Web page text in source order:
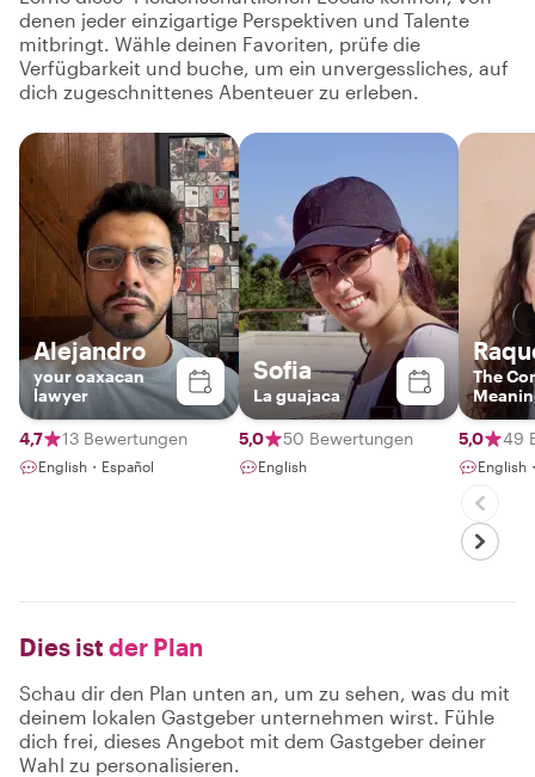
denen jeder einzigartige Perspektiven und Talente
mitbringt. Wähle deinen Favoriten, prüfe die
Verfügbarkeit und buche, um ein unvergessliches, auf
dich zugeschnittenes Abenteuer zu erleben.
Alejandro
your oaxacan
lawyer
4,7 13 Bewertungen
English・Español
Sofia
La guajaca
5,0 50 Bewertungen
English
The
5,0
49
English
Dies ist der Plan
Schau dir den Plan unten an, um zu sehen, was du mit
deinem lokalen Gastgeber unternehmen wirst. Fühle
dich frei, dieses Angebot mit dem Gastgeber deiner
Wahl zu personalisieren.